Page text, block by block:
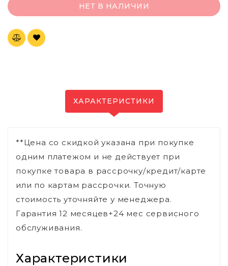
НЕТ В НАЛИЧИИ
ХАРАКТЕРИСТИКИ
**Цена со скидкой указана при покупке
одним платежом и не действует при
покупке товара в рассрочку/кредит/карте
или по картам рассрочки. Точную
стоимость уточняйте у менеджера.
Гарантия 12 месяцев+24 мес сервисного
обслуживания.
Характеристики